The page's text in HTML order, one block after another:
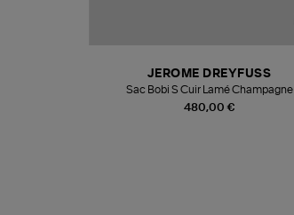
480,00 €
JEROME DREYFUSS
Sac Bobi S Cuir Lamé Champagne